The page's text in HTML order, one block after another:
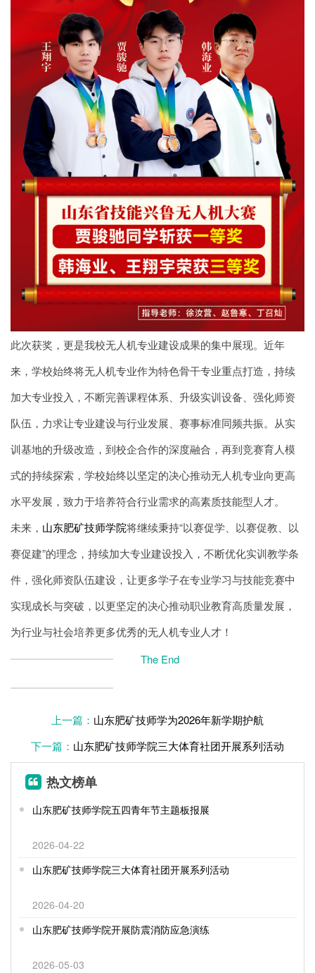
此次获奖，更是我校无人机专业建设成果的集中展现。近年
来，学校始终将无人机专业作为特色骨干专业重点打造，持续
加大专业投入，不断完善课程体系、升级实训设备、强化师资
队伍，力求让专业建设与行业发展、赛事标准同频共振。从实
训基地的升级改造，到校企合作的深度融合，再到竞赛育人模
式的持续探索，学校始终以坚定的决心推动无人机专业向更高
水平发展，致力于培养符合行业需求的高素质技能型人才。
未来， 山东肥矿技师学院将继续秉持“以赛促学、以赛促教、以
赛促建”的理念，持续加大专业建设投入，不断优化实训教学条
件，强化师资队伍建设，让更多学子在专业学习与技能竞赛中
实现成长与突破，以更坚定的决心推动职业教育高质量发展，
为行业与社会培养更多优秀的无人机专业人才！
The End
上一篇： 山东肥矿技师学为2026年新学期护航
下一篇： 山东肥矿技师学院三大体育社团开展系列活动
热文榜单
山东肥矿技师学院五四青年节主题板报展
2026-04-22
山东肥矿技师学院三大体育社团开展系列活动
2026-04-20
山东肥矿技师学院开展防震消防应急演练
2026-05-03